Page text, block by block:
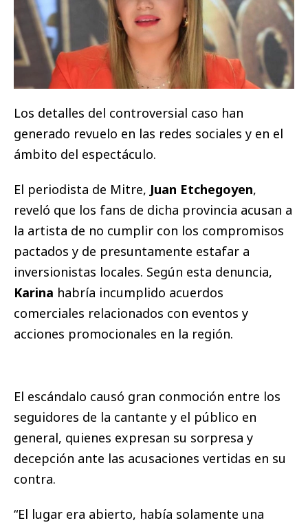
Los detalles del controversial caso han
generado revuelo en las redes sociales y en el
ámbito del espectáculo.
El periodista de Mitre, Juan Etchegoyen,
reveló que los fans de dicha provincia acusan a
la artista de no cumplir con los compromisos
pactados y de presuntamente estafar a
inversionistas locales. Según esta denuncia,
Karina habría incumplido acuerdos
comerciales relacionados con eventos y
acciones promocionales en la región.
El escándalo causó gran conmoción entre los
seguidores de la cantante y el público en
general, quienes expresan su sorpresa y
decepción ante las acusaciones vertidas en su
contra.
“El lugar era abierto, había solamente una